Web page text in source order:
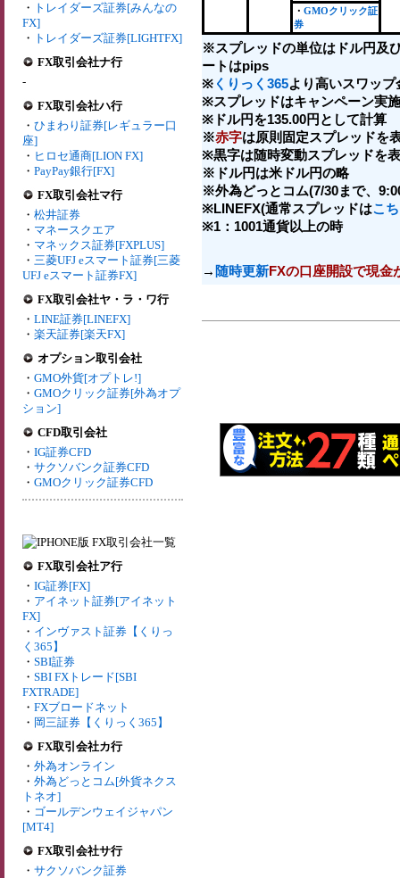
・ トレイダーズ証券[みんなの
FX]
・ トレイダーズ証券[LIGHTFX]
FX取引会社ナ行
-
FX取引会社ハ行
・ ひまわり証券[レギュラー口
座]
・ ヒロセ通商[LION FX]
・ PayPay銀行[FX]
FX取引会社マ行
・ 松井証券
・ マネースクエア
・ マネックス証券[FXPLUS]
・ 三菱UFJ eスマート証券[三菱
UFJ eスマート証券FX]
FX取引会社ヤ・ラ・ワ行
・ LINE証券[LINEFX]
・ 楽天証券[楽天FX]
オプション取引会社
・ GMO外貨[オプトレ!]
・ GMOクリック証券[外為オプ
ション]
CFD取引会社
・ IG証券CFD
・ サクソバンク証券CFD
・ GMOクリック証券CFD
FX取引会社ア行
・ IG証券[FX]
・ アイネット証券[アイネット
FX]
・ インヴァスト証券【くりっ
く365】
・ SBI証券
・ SBI FXトレード[SBI
FXTRADE]
・ FXブロードネット
・ 岡三証券【くりっく365】
FX取引会社カ行
・ 外為オンライン
・ 外為どっとコム[外貨ネクス
トネオ]
・ ゴールデンウェイジャパン
[MT4]
FX取引会社サ行
・ サクソバンク証券
・ GMOクリック証
券
※スプレッドの単位はドル円及
ートはpips
※ くりっく365より高いスワップ
※スプレッドはキャンペーン実
※ドル円を135.00円として計算
※赤字は原則固定スプレッドを
※黒字は随時変動スプレッドを
※ドル円は米ドル円の略
※外為どっとコム(7/30まで、
※LINEFX(通常スプレッドはこ
※1：1001通貨以上の時
→ 随時更新FXの口座開設で現金